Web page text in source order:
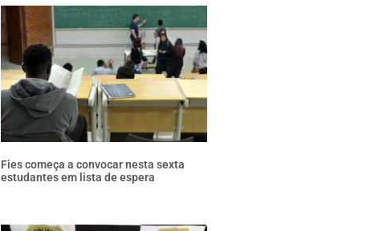
Fies começa a convocar nesta sexta
estudantes em lista de espera